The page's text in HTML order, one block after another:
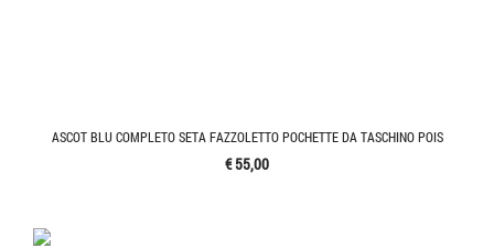
ASCOT BLU COMPLETO SETA FAZZOLETTO POCHETTE DA TASCHINO POIS
€ 55,00